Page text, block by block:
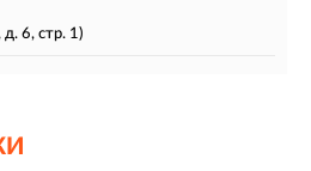
6, стр. 1)